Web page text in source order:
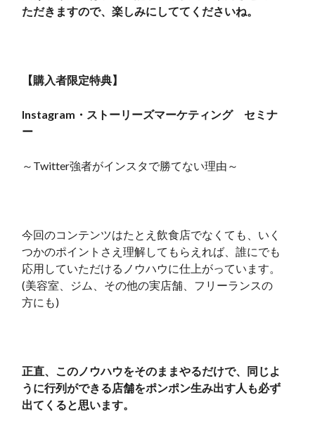
ただきますので、楽しみにしててくださいね。
【購入者限定特典】
Instagram・ストーリーズマーケティング セミナ
ー
～Twitter強者がインスタで勝てない理由～
今回のコンテンツはたとえ飲食店でなくても、いく
つかのポイントさえ理解してもらえれば、誰にでも
応用していただけるノウハウに仕上がっています。
(美容室、ジム、その他の実店舗、フリーランスの
方にも)
正直、このノウハウをそのままやるだけで、同じよ
うに行列ができる店舗をポンポン生み出す人も必ず
出てくると思います。